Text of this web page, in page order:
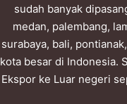
sudah banyak
medan, palembang,
surabaya, bali,
kota besar di Indonesia.
Ekspor ke Luar negeri